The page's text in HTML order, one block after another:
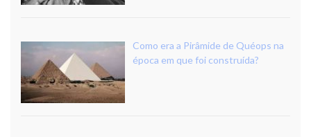
Como era a Pirâmide de Quéops na
época em que foi construída?